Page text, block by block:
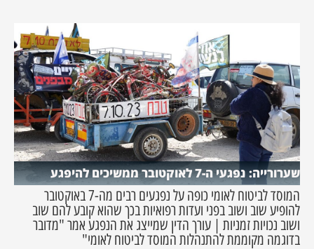
שערורייה: נפגעי ה-7 לאוקטובר ממשיכים להיפגע
המוסד לביטוח לאומי כופה על נפגעים רבים מה-7 באוקטובר
להופיע שוב ושוב בפני ועדות רפואיות בכך שהוא קובע להם שוב
ושוב נכויות זמניות | עורך הדין שמייצג את הנפגע אמר "מדובר
בדוגמה מקוממת להתנהלות המוסד לביטוח לאומי"